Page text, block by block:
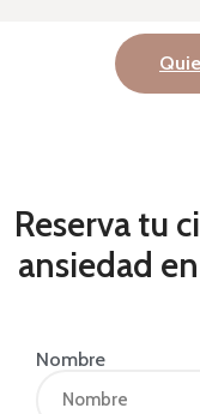
Reserva tu
ansiedad
Nombre